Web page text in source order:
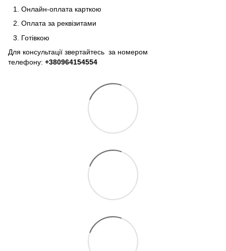
Онлайн-оплата карткою
Оплата за реквізитами
Готівкою
Для консультації звертайтесь за номером
телефону: +380964154554